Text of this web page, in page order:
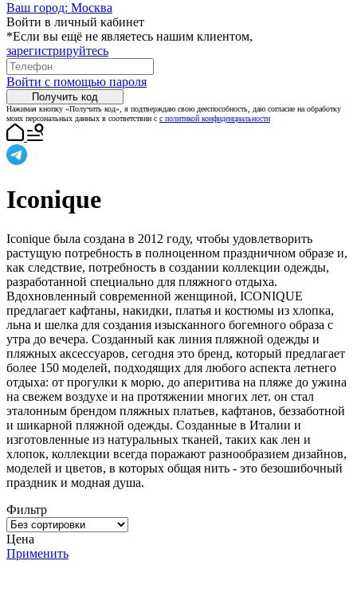
Ваш город: Москва
Войти в личный кабинет
*Если вы ещё не являетесь нашим клиентом,
зарегистрируйтесь
Войти с помощью пароля
Получить код
Нажимая кнопку «Получить код», я подтверждаю свою дееспособность, даю согласие на обработку
моих персональных данных в соответствии с с политикой конфиденциальности
Iconique
Iconique была создана в 2012 году, чтобы удовлетворить
растущую потребность в полноценном праздничном образе и,
как следствие, потребность в создании коллекции одежды,
разработанной специально для пляжного отдыха.
Вдохновленный современной женщиной, ICONIQUE
предлагает кафтаны, накидки, платья и костюмы из хлопка,
льна и шелка для создания изысканного богемного образа с
утра до вечера. Созданный как линия пляжной одежды и
пляжных аксессуаров, сегодня это бренд, который предлагает
более 150 моделей, подходящих для любого аспекта летнего
отдыха: от прогулки к морю, до аперитива на пляже до ужина
на свежем воздухе и на протяжении многих лет. он стал
эталонным брендом пляжных платьев, кафтанов, беззаботной
и шикарной пляжной одежды. Созданные в Италии и
изготовленные из натуральных тканей, таких как лен и
хлопок, коллекции всегда поражают разнообразием дизайнов,
моделей и цветов, в которых общая нить - это безошибочный
праздник и модная душа.
Фильтр
Цена
Применить